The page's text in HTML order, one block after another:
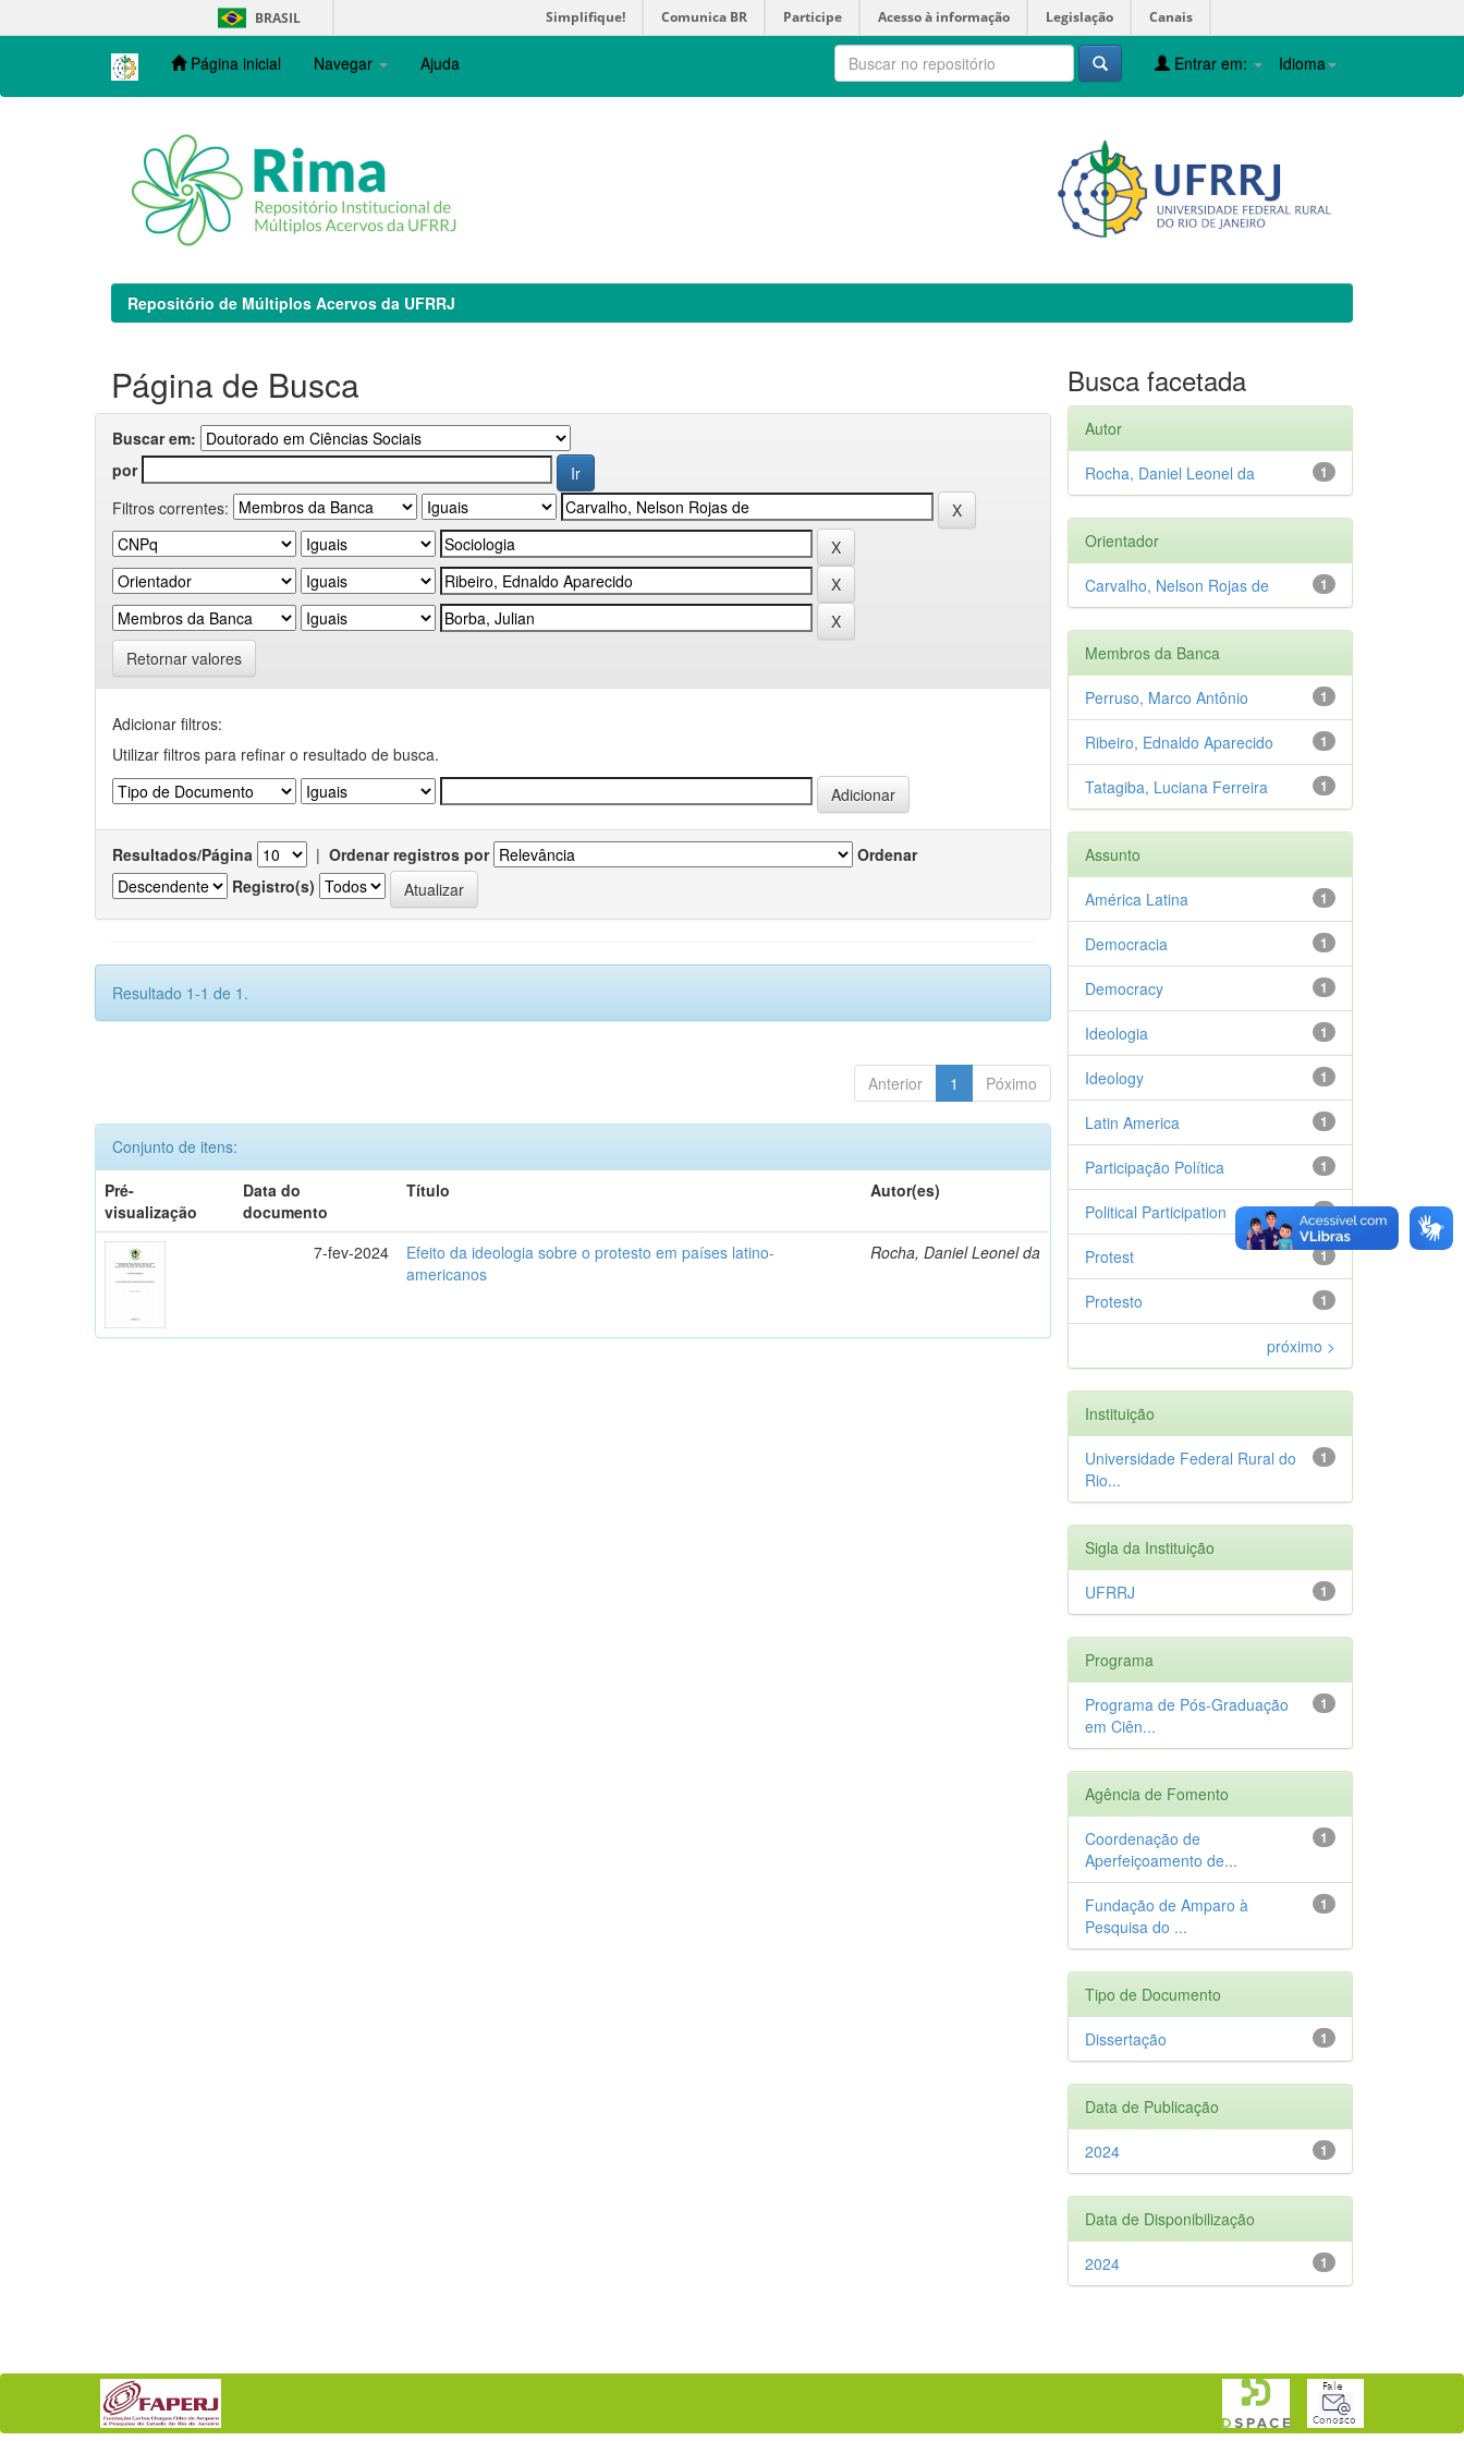
navigation
BRASIL Simplifique! Comunica BR Participe Acesso à informação Legislação Canais
Página inicial Navegar Ajuda Idioma
Entrar em:
Repositório de Múltiplos Acervos da UFRRJ
Página de Busca
Buscar em:
por
Filtros correntes:
Retornar valores
Adicionar filtros:
Utilizar filtros para refinar o resultado de busca.
Resultados/Página | Ordenar registros por
Ordenar
Registro(s)
Resultado 1-1 de 1.
Anterior 1 Póximo
Conjunto de itens:
Pré-
visualização
Data do
documento
Título Autor(es)
7-fev-2024
Efeito da ideologia sobre o protesto em países latino-
americanos
Rocha, Daniel Leonel da
Busca facetada
Autor
1
Rocha, Daniel Leonel da
Orientador
1
Carvalho, Nelson Rojas de
Membros da Banca
1
Perruso, Marco Antônio
1
Ribeiro, Ednaldo Aparecido
1
Tatagiba, Luciana Ferreira
Assunto
1
América Latina
1
Democracia
1
Democracy
1
Ideologia
1
Ideology
1
Latin America
1
Participação Política
1
Political Participation
1
Protest
1
Protesto
próximo >
Instituição
1
Universidade Federal Rural do
Rio...
Sigla da Instituição
1
UFRRJ
Programa
1
Programa de Pós-Graduação
em Ciên...
Agência de Fomento
1
Coordenação de
Aperfeiçoamento de...
1
Fundação de Amparo à
Pesquisa do ...
Tipo de Documento
1
Dissertação
Data de Publicação
1
2024
Data de Disponibilização
1
2024